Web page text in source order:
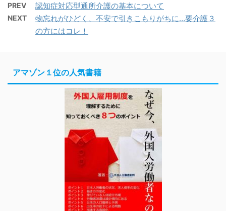
PREV 認知症対応型通所介護の基本について
NEXT
物忘れがひどく、不安で引きこもりがちに…要介護３
の方にはコレ！
アマゾン１位の人気書籍